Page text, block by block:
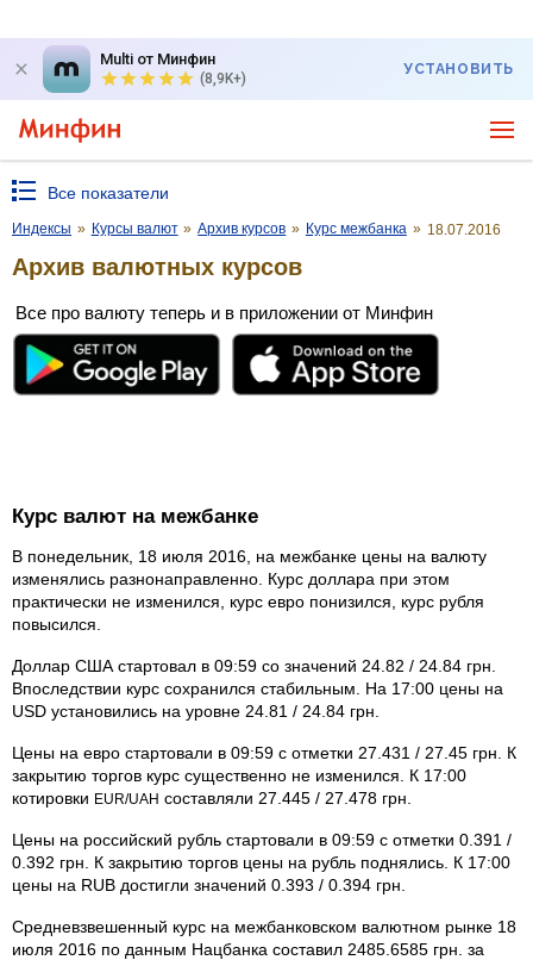
Multi от Минфин
(8,9K+)
УСТАНОВИТЬ
Все показатели
Индексы » Курсы валют » Архив курсов » Курс межбанка » 18.07.2016
Архив валютных курсов
Все про валюту теперь и в приложении от Минфин
Курс валют на межбанке
В понедельник, 18 июля 2016, на межбанке цены на валюту
изменялись разнонаправленно. Курс доллара при этом
практически не изменился, курс евро понизился, курс рубля
повысился.
Доллар США стартовал в 09:59 со значений 24.82 / 24.84 грн.
Впоследствии курс сохранился стабильным. На 17:00 цены на
USD установились на уровне 24.81 / 24.84 грн.
Цены на евро стартовали в 09:59 с отметки 27.431 / 27.45 грн. К
закрытию торгов курс существенно не изменился. К 17:00
котировки EUR/UAH составляли 27.445 / 27.478 грн.
Цены на российский рубль стартовали в 09:59 с отметки 0.391 /
0.392 грн. К закрытию торгов цены на рубль поднялись. К 17:00
цены на RUB достигли значений 0.393 / 0.394 грн.
Средневзвешенный курс на межбанковском валютном рынке 18
июля 2016 по данным Нацбанка составил 2485.6585 грн. за